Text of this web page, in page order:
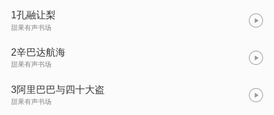
1孔融让梨
甜果有声书场
2辛巴达航海
甜果有声书场
3阿里巴巴与四十大盗
甜果有声书场